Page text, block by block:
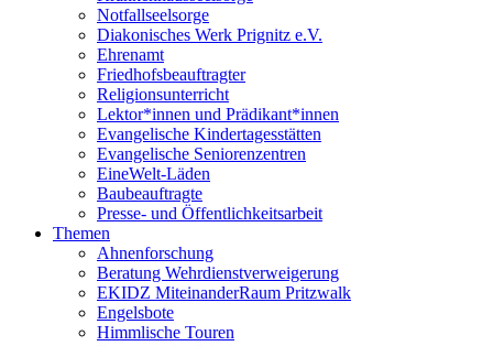
Notfallseelsorge
Diakonisches Werk Prignitz e.V.
Ehrenamt
Friedhofsbeauftragter
Religionsunterricht
Lektor*innen und Prädikant*innen
Evangelische Kindertagesstätten
Evangelische Seniorenzentren
EineWelt-Läden
Baubeauftragte
Presse- und Öffentlichkeitsarbeit
Themen
Ahnenforschung
Beratung Wehrdienstverweigerung
EKIDZ MiteinanderRaum Pritzwalk
Engelsbote
Himmlische Touren